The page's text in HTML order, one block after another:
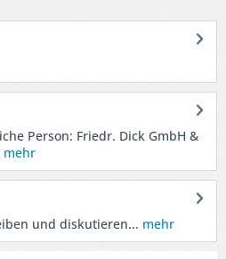
Person: Friedr. Dick GmbH &
mehr
und diskutieren... mehr